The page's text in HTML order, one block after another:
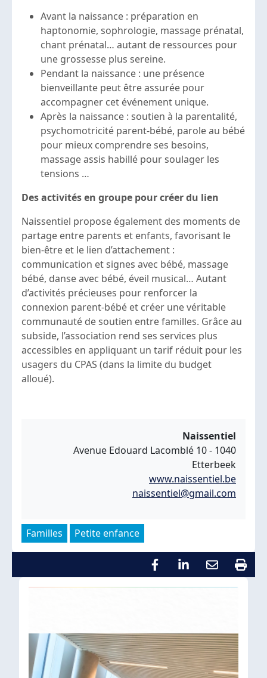
Avant la naissance : préparation en
haptonomie, sophrologie, massage prénatal,
chant prénatal… autant de ressources pour
une grossesse plus sereine.
Pendant la naissance : une présence
bienveillante peut être assurée pour
accompagner cet événement unique.
Après la naissance : soutien à la parentalité,
psychomotricité parent-bébé, parole au bébé
pour mieux comprendre ses besoins,
massage assis habillé pour soulager les
tensions …
Des activités en groupe pour créer du lien
Naissentiel propose également des moments de
partage entre parents et enfants, favorisant le
bien-être et le lien d’attachement :
communication et signes avec bébé, massage
bébé, danse avec bébé, éveil musical… Autant
d’activités précieuses pour renforcer la
connexion parent-bébé et créer une véritable
communauté de soutien entre familles. Grâce au
subside, l’association rend ses services plus
accessibles en appliquant un tarif réduit pour les
usagers du CPAS (dans la limite du budget
alloué).
Naissentiel
Avenue Edouard Lacomblé 10 - 1040
Etterbeek
www.naissentiel.be
naissentiel@gmail.com
Familles Petite enfance